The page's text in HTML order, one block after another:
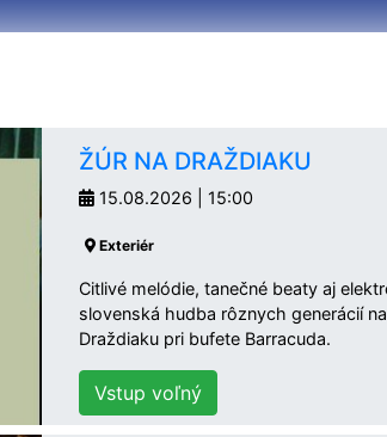
ŽÚR NA DRAŽDIAKU
15.08.2026 | 15:00
Exteriér
Citlivé melódie, tanečné beaty aj
slovenská hudba rôznych generácií na
Draždiaku pri bufete Barracuda.
Vstup voľný